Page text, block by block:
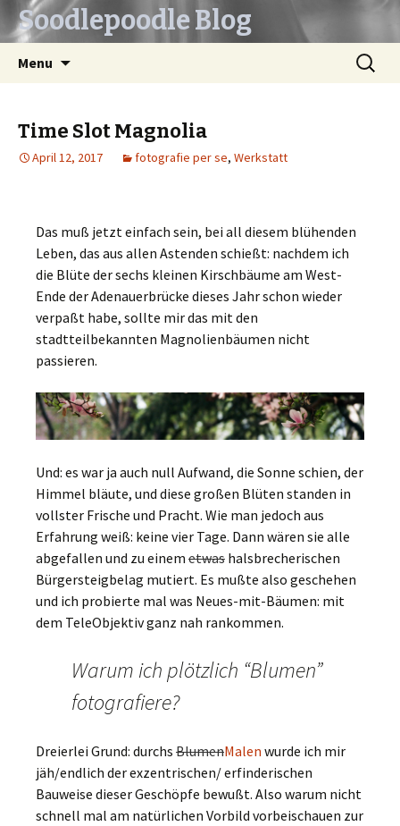
Soodlepoodle Blog
Menu
Search
for:
Time Slot Magnolia
April 12, 2017 fotografie per se, Werkstatt
Das muß jetzt einfach sein, bei all diesem blühenden
Leben, das aus allen Astenden schießt: nachdem ich
die Blüte der sechs kleinen Kirschbäume am West-
Ende der Adenauerbrücke dieses Jahr schon wieder
verpaßt habe, sollte mir das mit den
stadtteilbekannten Magnolienbäumen nicht
passieren.
Und: es war ja auch null Aufwand, die Sonne schien, der
Himmel bläute, und diese großen Blüten standen in
vollster Frische und Pracht. Wie man jedoch aus
Erfahrung weiß: keine vier Tage. Dann wären sie alle
abgefallen und zu einem etwas halsbrecherischen
Bürgersteigbelag mutiert. Es mußte also geschehen
und ich probierte mal was Neues-mit-Bäumen: mit
dem TeleObjektiv ganz nah rankommen.
Warum ich plötzlich “Blumen”
fotografiere?
Dreierlei Grund: durchs BlumenMalen wurde ich mir
jäh/endlich der exzentrischen/ erfinderischen
Bauweise dieser Geschöpfe bewußt. Also warum nicht
schnell mal am natürlichen Vorbild vorbeischauen zur